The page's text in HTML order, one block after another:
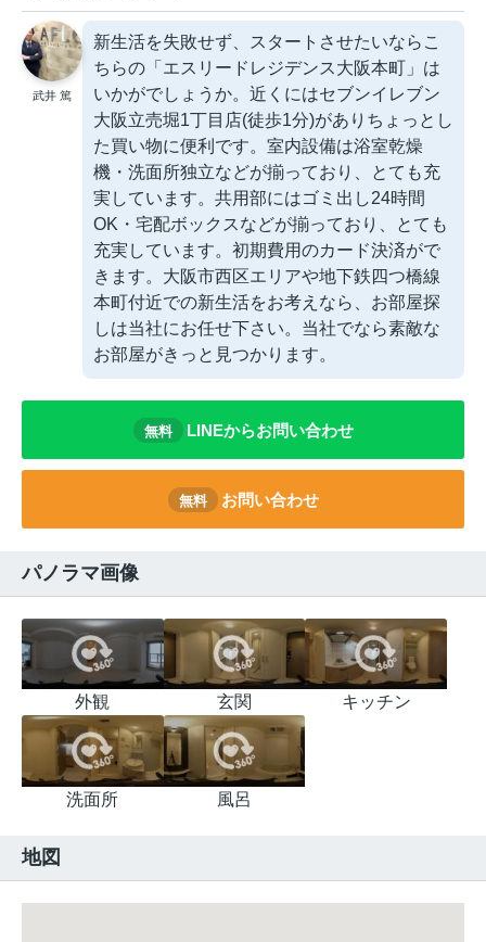
武井 篤
新生活を失敗せず、スタートさせたいならこ
ちらの「エスリードレジデンス大阪本町」は
いかがでしょうか。近くにはセブンイレブン
大阪立売堀1丁目店(徒歩1分)がありちょっとし
た買い物に便利です。室内設備は浴室乾燥
機・洗面所独立などが揃っており、とても充
実しています。共用部にはゴミ出し24時間
OK・宅配ボックスなどが揃っており、とても
充実しています。初期費用のカード決済がで
きます。大阪市西区エリアや地下鉄四つ橋線
本町付近での新生活をお考えなら、お部屋探
しは当社にお任せ下さい。当社でなら素敵な
お部屋がきっと見つかります。
無料 LINEからお問い合わせ
無料 お問い合わせ
パノラマ画像
外観 玄関 キッチン
洗面所 風呂
地図